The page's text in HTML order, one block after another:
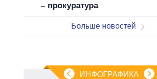
– прокуратура
Больше новостей
ИНФОГРАФИКА